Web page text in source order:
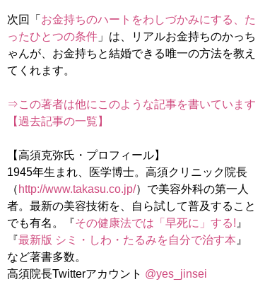
次回「 お金持ちのハートをわしづかみにする、た
ったひとつの条件 」は、リアルお金持ちのかっち
ゃんが、お金持ちと結婚できる唯一の方法を教え
てくれます。
⇒この著者は他にこのような記事を書いています
【過去記事の一覧】
【高須克弥氏・プロフィール】
1945年生まれ、医学博士。高須クリニック院長
（ http://www.takasu.co.jp/）で美容外科の第一人
者。最新の美容技術を、自ら試して普及すること
でも有名。『その健康法では「早死に」する! 』
『最新版 シミ・しわ・たるみを自分で治す本 』
など著書多数。
高須院長Twitterアカウント @yes_jinsei